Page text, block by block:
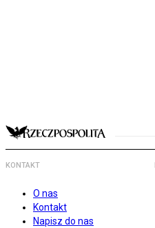
KONTAKT
O nas
Kontakt
Napisz do nas